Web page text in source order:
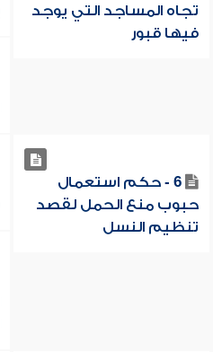
تجاه المساجد التي يوجد
فيها قبور
6 - حكم استعمال
حبوب منع الحمل لقصد
تنظيم النسل